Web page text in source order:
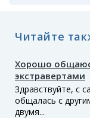
Читайте
Хорошо
экстравертами
Здравствуйте, с
общалась с
двумя...